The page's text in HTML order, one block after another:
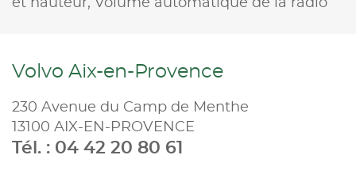
Volvo Aix-en-Provence
230 Avenue du Camp de Menthe
13100 AIX-EN-PROVENCE
Tél. : 04 42 20 80 61